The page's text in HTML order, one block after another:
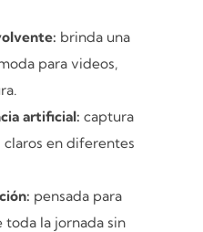
brinda una
para videos,
artificial: captura
en diferentes
pensada para
la jornada sin